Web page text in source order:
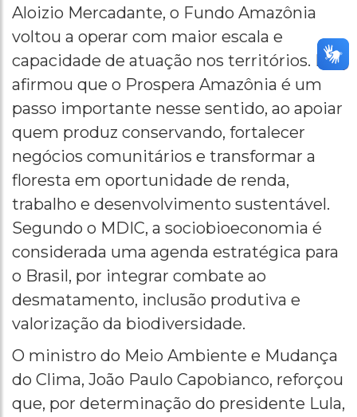
Aloizio Mercadante, o Fundo Amazônia
voltou a operar com maior escala e
capacidade de atuação nos territórios. Ele
afirmou que o Prospera Amazônia é um
passo importante nesse sentido, ao apoiar
quem produz conservando, fortalecer
negócios comunitários e transformar a
floresta em oportunidade de renda,
trabalho e desenvolvimento sustentável.
Segundo o MDIC, a sociobioeconomia é
considerada uma agenda estratégica para
o Brasil, por integrar combate ao
desmatamento, inclusão produtiva e
valorização da biodiversidade.
O ministro do Meio Ambiente e Mudança
do Clima, João Paulo Capobianco, reforçou
que, por determinação do presidente Lula,